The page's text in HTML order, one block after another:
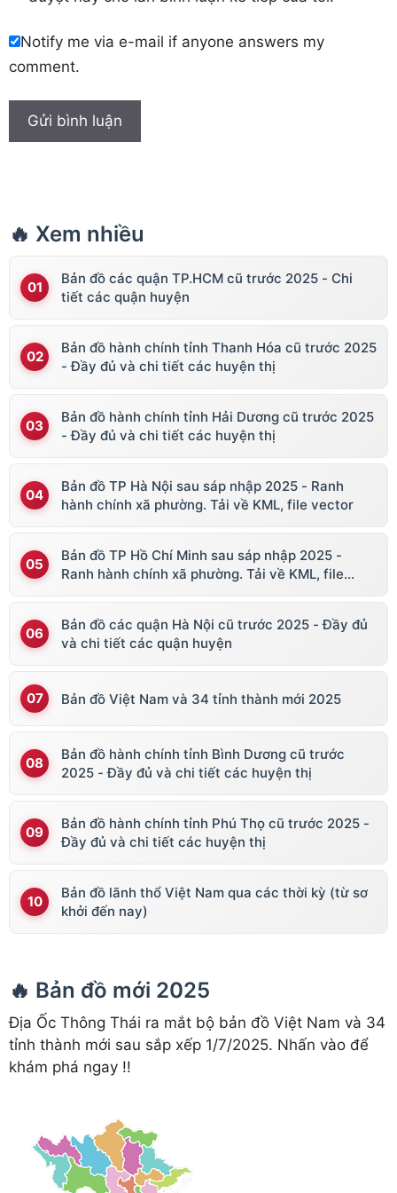
Notify me via e-mail if anyone answers my
comment.
🔥 Xem nhiều
Bản đồ các quận TP.HCM cũ trước 2025 - Chi
tiết các quận huyện
Bản đồ hành chính tỉnh Thanh Hóa cũ trước 2025
- Đầy đủ và chi tiết các huyện thị
Bản đồ hành chính tỉnh Hải Dương cũ trước 2025
- Đầy đủ và chi tiết các huyện thị
Bản đồ TP Hà Nội sau sáp nhập 2025 - Ranh
hành chính xã phường. Tải về KML, file vector
Bản đồ TP Hồ Chí Minh sau sáp nhập 2025 -
Ranh hành chính xã phường. Tải về KML, file
Bản đồ các quận Hà Nội cũ trước 2025 - Đầy đủ
và chi tiết các quận huyện
Bản đồ Việt Nam và 34 tỉnh thành mới 2025
Bản đồ hành chính tỉnh Bình Dương cũ trước
2025 - Đầy đủ và chi tiết các huyện thị
Bản đồ hành chính tỉnh Phú Thọ cũ trước 2025 -
Đầy đủ và chi tiết các huyện thị
Bản đồ lãnh thổ Việt Nam qua các thời kỳ (từ sơ
khởi đến nay)
🔥 Bản đồ mới 2025
Địa Ốc Thông Thái ra mắt bộ bản đồ Việt Nam và 34
tỉnh thành mới sau sắp xếp 1/7/2025. Nhấn vào để
khám phá ngay !!